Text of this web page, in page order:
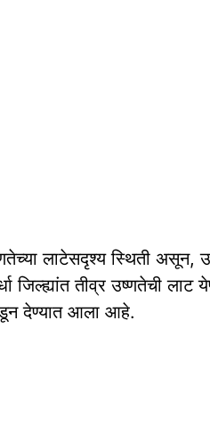
लाटेसदृश्य स्थिती असून,
तीव्र उष्णतेची लाट
देण्यात आला आहे.